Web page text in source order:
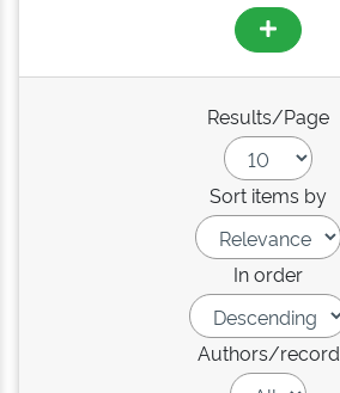
Results/Page
Sort items by
In order
Authors/record